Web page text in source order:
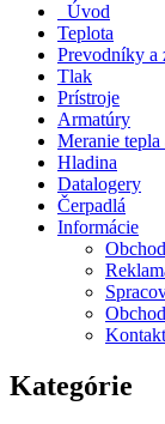
Úvod
Teplota
Prevodníky a
Tlak
Prístroje
Armatúry
Meranie tepla
Hladina
Datalogery
Čerpadlá
Informácie
Kontakt
Kategórie